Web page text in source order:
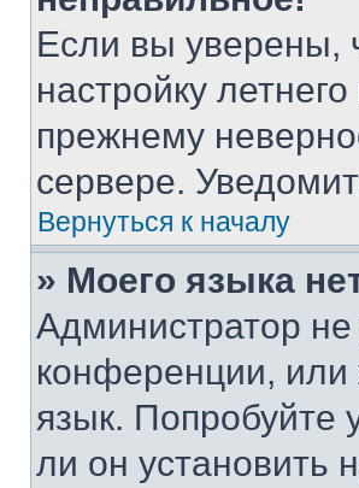
Если вы уверены,
настройку
прежнему
сервере.
Вернуться к началу
» Моего языка
Администратор
конференции, или
язык. Попробуйте
ли он установить